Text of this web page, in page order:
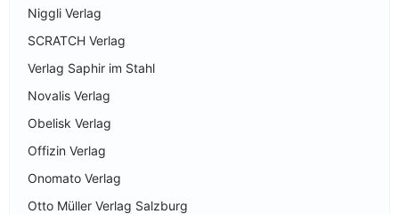
Niggli Verlag
SCRATCH Verlag
Verlag Saphir im Stahl
Novalis Verlag
Obelisk Verlag
Offizin Verlag
Onomato Verlag
Otto Müller Verlag Salzburg